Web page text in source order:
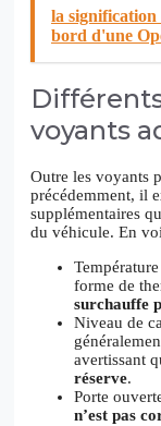
la signification
bord d'une
voyants
Outre les voyants
précédemment, il
supplémentaires
du véhicule. En
forme de
surchauffe
Niveau de
avertissant
réserve.
Porte
n’est pas